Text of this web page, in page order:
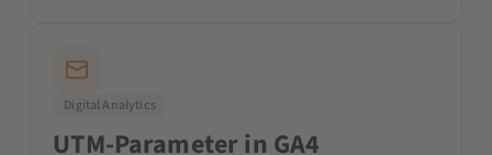
Digital Analytics
UTM-Parameter in GA4